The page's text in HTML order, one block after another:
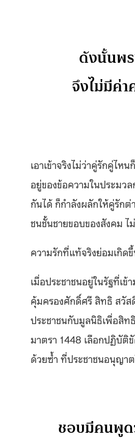
ดังนั้นพร
จึงไม่มีค่า
เอาเข้าจริงไม่ว่าคู่รักคู่ไ
อยู่ของข้อความในประม
กันได้ ก็กำลังผลักให้คู่รัก
ชนชั้นชายขอบของสังคม
ความรักที่แท้จริงย่อมเกิด
เมื่อประชาชนอยู่ในรัฐที่เ
คุ้มครองศักดิ์ศรี สิทธิ สวัส
ประชาชนกับมูลนิธิเพื่อสิท
มาตรา 1448 เลือกปฏิบัติ
ด้วยซ้ำ ที่ประชาชนอนุญา
ชอบมีคนพูด